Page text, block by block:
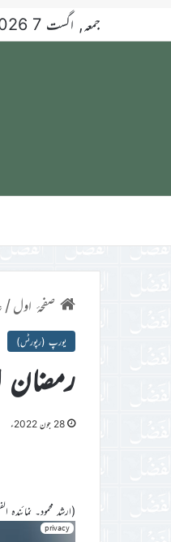
جمعہ, اگست 7 2026
صفحۂ اول/
یورپ (رپورٹس)
رمضان المبارک 2022ء اور
28 جون 2022ء
(ارشد محمود۔ نمائندہ